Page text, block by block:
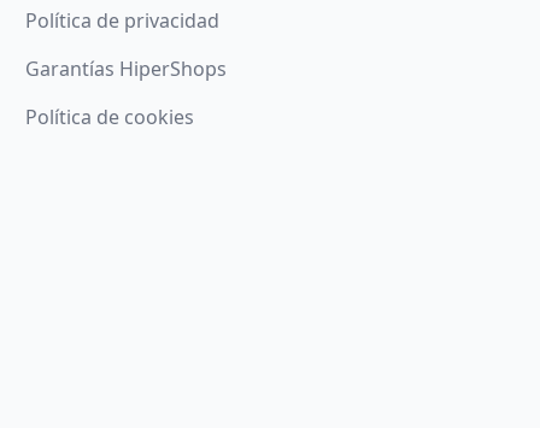
Política de privacidad
Garantías HiperShops
Política de cookies